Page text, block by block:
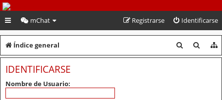
PeruVoley.com
mChat Identificarse
Registrarse
Índice general
u
u
IDENTIFICARSE
Nombre de Usuario: